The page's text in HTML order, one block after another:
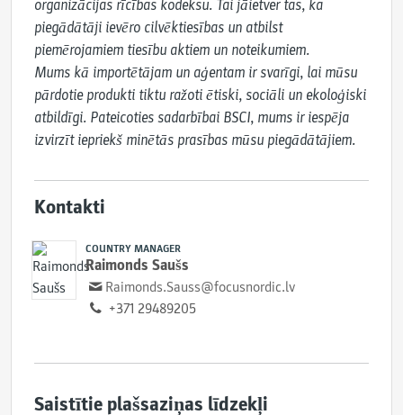
organizācijas rīcības kodeksu. Tai jāietver tas, ka
piegādātāji ievēro cilvēktiesības un atbilst
piemērojamiem tiesību aktiem un noteikumiem.
Mums kā importētājam un aģentam ir svarīgi, lai mūsu
pārdotie produkti tiktu ražoti ētiski, sociāli un ekoloģiski
atbildīgi. Pateicoties sadarbībai BSCI, mums ir iespēja
izvirzīt iepriekš minētās prasības mūsu piegādātājiem.
Kontakti
COUNTRY MANAGER
Raimonds Saušs
Raimonds.Sauss@focusnordic.lv
+371 29489205
Saistītie plašsaziņas līdzekļi